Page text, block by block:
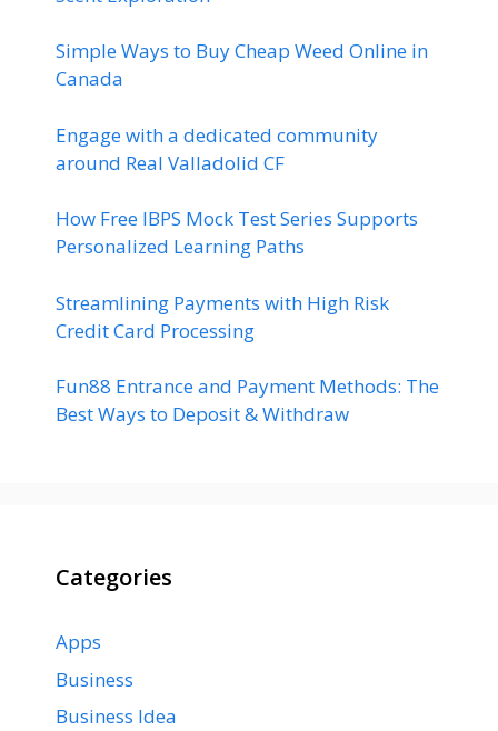
Simple Ways to Buy Cheap Weed Online in
Canada
Engage with a dedicated community
around Real Valladolid CF
How Free IBPS Mock Test Series Supports
Personalized Learning Paths
Streamlining Payments with High Risk
Credit Card Processing
Fun88 Entrance and Payment Methods: The
Best Ways to Deposit & Withdraw
Categories
Apps
Business
Business Idea